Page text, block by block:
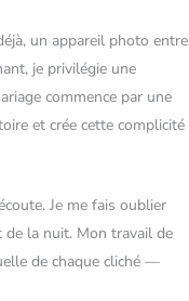
un appareil photo entre
je privilégie une
commence par une
et crée cette complicité
Je me fais oublier
de la nuit. Mon travail de
de chaque cliché —